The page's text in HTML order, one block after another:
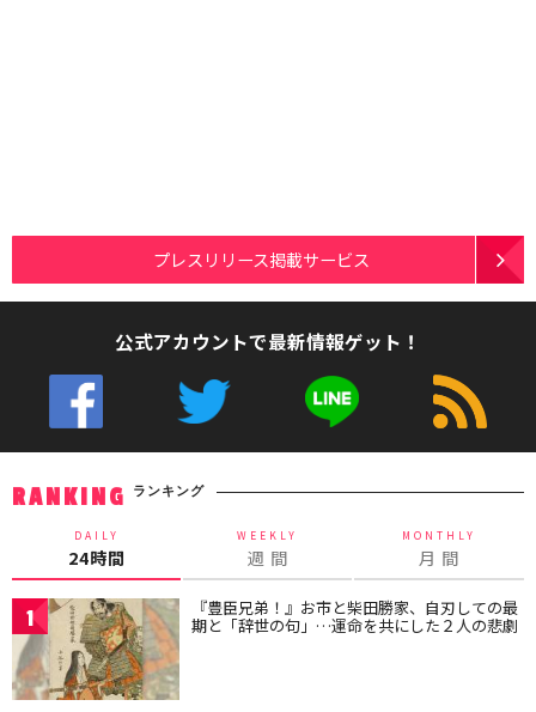
プレスリリース掲載サービス
公式アカウントで最新情報ゲット！
RANKING ランキング
DAILY
24時間
WEEKLY
週 間
MONTHLY
月 間
1 『豊臣兄弟！』お市と柴田勝家、自刃しての最
期と「辞世の句」…運命を共にした２人の悲劇